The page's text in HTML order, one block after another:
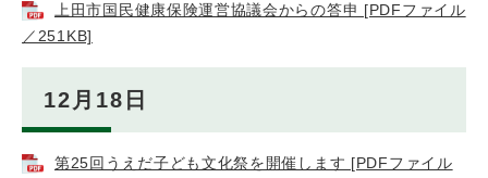
上田市国民健康保険運営協議会からの答申 [PDFファイル
／251KB]
12月18日
第25回うえだ子ども文化祭を開催します [PDFファイル